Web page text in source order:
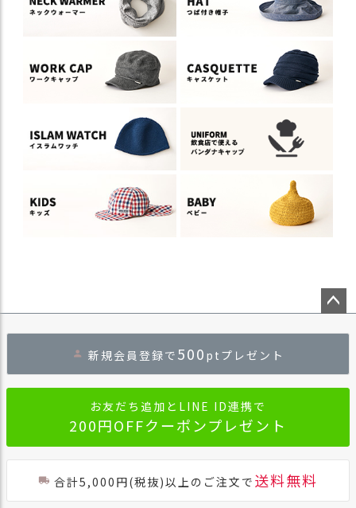
ジト
へ
新規会員登録で 500 ptプレゼント
お友だち追加とLINE ID連携で
200円OFFクーポンプレゼント
合計5,000円(税抜)以上のご注文で 送料無料